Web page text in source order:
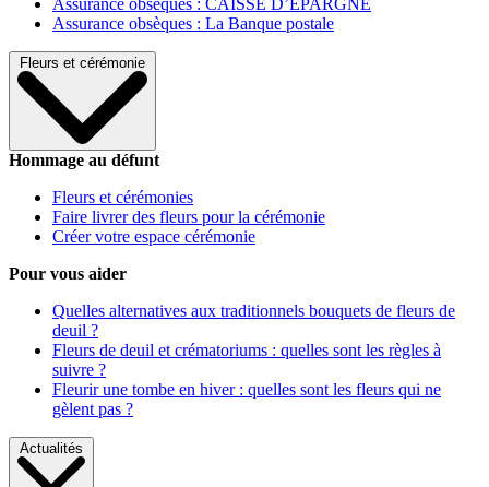
Assurance obsèques : La Banque postale
Fleurs et cérémonie
Hommage au défunt
Fleurs et cérémonies
Faire livrer des fleurs pour la cérémonie
Créer votre espace cérémonie
Pour vous aider
Quelles alternatives aux traditionnels bouquets de fleurs de
deuil ?
Fleurs de deuil et crématoriums : quelles sont les règles à
suivre ?
Fleurir une tombe en hiver : quelles sont les fleurs qui ne
gèlent pas ?
Actualités